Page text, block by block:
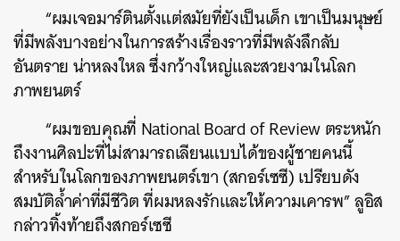
“ผมเจอมาร์ตินตั้งแต่สมัยที่ยังเป็นเด็ก เขาเป็นมนุษย์
ที่มีพลังบางอย่างในการสร้างเรื่องราวที่มีพลังลึกลับ
อันตราย น่าหลงใหล ซึ่งกว้างใหญ่และสวยงามในโลก
ภาพยนตร์
“ผมขอบคุณที่ National Board of Review ตระหนัก
ถึงงานศิลปะที่ไม่สามารถเลียนแบบได้ของผู้ชายคนนี้
สำหรับในโลกของภาพยนตร์เขา (สกอร์เซซี) เปรียบดัง
สมบัติล้ำค่าที่มีชีวิต ที่ผมหลงรักและให้ความเคารพ” ลูอิส
กล่าวทิ้งท้ายถึงสกอร์เซซี
ค้นหา